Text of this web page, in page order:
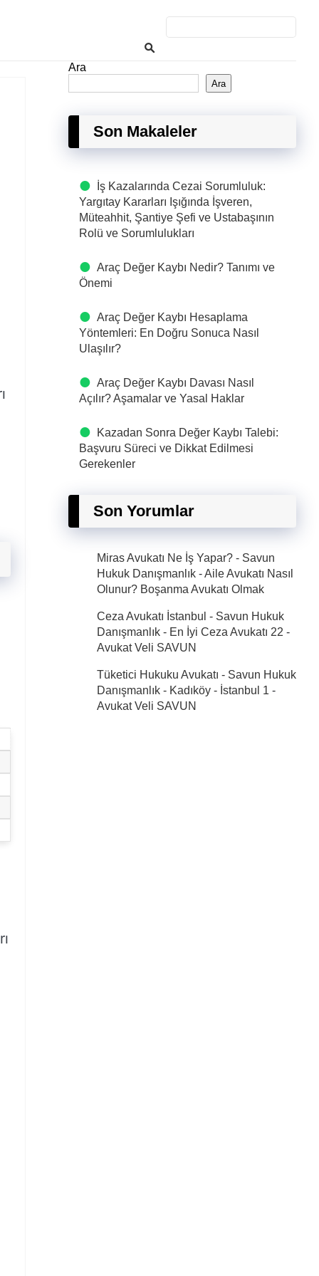
Ara
Ara
Son Makaleler
İş Kazalarında Cezai Sorumluluk:
Yargıtay Kararları Işığında İşveren,
Müteahhit, Şantiye Şefi ve Ustabaşının
Rolü ve Sorumlulukları
Araç Değer Kaybı Nedir? Tanımı ve
Önemi
Araç Değer Kaybı Hesaplama
Yöntemleri: En Doğru Sonuca Nasıl
Ulaşılır?
Araç Değer Kaybı Davası Nasıl
Açılır? Aşamalar ve Yasal Haklar
Kazadan Sonra Değer Kaybı Talebi:
Başvuru Süreci ve Dikkat Edilmesi
Gerekenler
Son Yorumlar
Miras Avukatı Ne İş Yapar? - Savun
Hukuk Danışmanlık -Aile Avukatı Nasıl
Olunur? Boşanma Avukatı Olmak
Ceza Avukatı İstanbul - Savun Hukuk
Danışmanlık - En İyi Ceza Avukatı 22 -
Avukat Veli SAVUN
Tüketici Hukuku Avukatı - Savun Hukuk
Danışmanlık - Kadıköy - İstanbul 1 -
Avukat Veli SAVUN